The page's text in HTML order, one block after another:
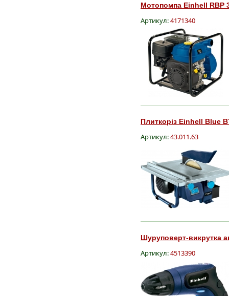
Мотопомпа Einhell RBP
Артикул:4171340
Плиткоріз Einhell Blue
Артикул:43.011.63
Шуруповерт-викрутка
Артикул:4513390